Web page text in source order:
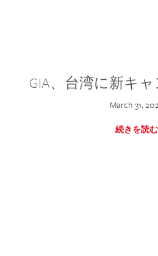
GIA、台湾に新キ
March 31,
続きを読む